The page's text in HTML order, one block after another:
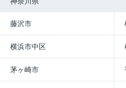
藤沢市
横浜市中区
茅ヶ崎市